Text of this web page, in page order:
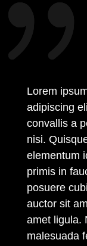
Lorem
adipiscing
convallis a
nisi.
elementum
primis in
posuere
auctor sit
amet ligula.
malesuada